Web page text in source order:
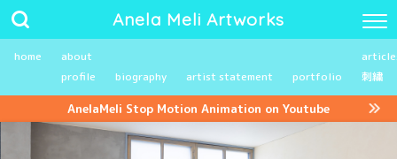
Anela Meli Artworks
home
about
profile
biography artist statement portfolio
刺繍
AnelaMeli Stop Motion Animation on Youtube